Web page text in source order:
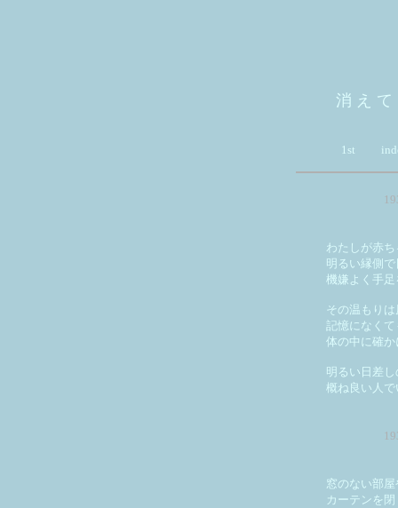
消 え て
1st
わたしが赤
明るい縁側
機嫌よく手
その温もり
記憶になくて
体の中に確
明るい日差
概ね良い人
窓のない部屋
カーテンを